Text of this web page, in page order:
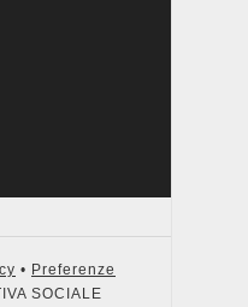
• Preferenze
SOCIALE